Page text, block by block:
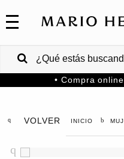
COLECCIONES
VENTAS
CORPORATIVAS
• Compra
VOLVER